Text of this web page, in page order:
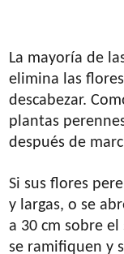
La mayoría de
elimina las
descabezar.
plantas
después de
Si sus flores
y largas, o se
a 30 cm sobre
se ramifiquen y